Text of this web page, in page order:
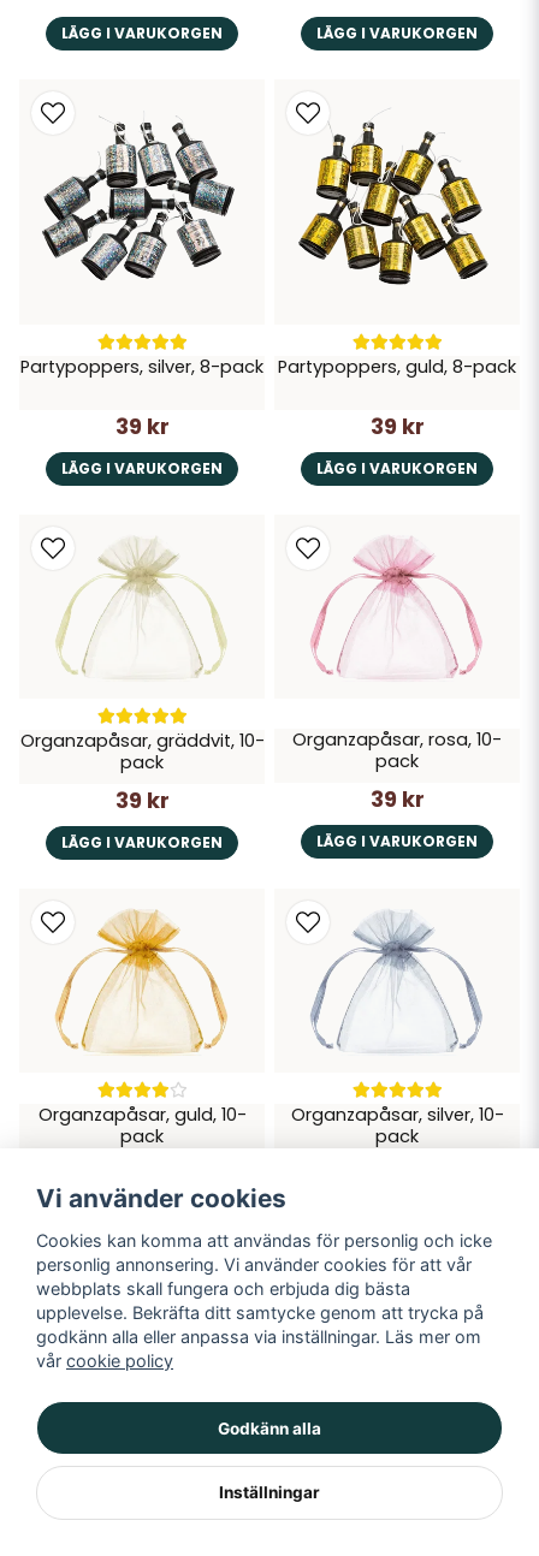
LÄGG I VARUKORGEN LÄGG I VARUKORGEN
Partypoppers, silver, 8-pack
39 kr
LÄGG I VARUKORGEN
Partypoppers, guld, 8-pack
39 kr
LÄGG I VARUKORGEN
Organzapåsar, gräddvit, 10-
pack
39 kr
LÄGG I VARUKORGEN
Organzapåsar, rosa, 10-
pack
39 kr
LÄGG I VARUKORGEN
Organzapåsar, guld, 10-
pack
LÄGG I VARUKORGEN
Organzapåsar, silver, 10-
pack
Visar 1-160 av 294 i 💍 Bröllop
« Föregående 1 2 3 4 Nästa »
Vi använder cookies
Cookies kan komma att användas för personlig och icke
personlig annonsering. Vi använder cookies för att vår
webbplats skall fungera och erbjuda dig bästa
upplevelse. Bekräfta ditt samtycke genom att trycka på
godkänn alla eller anpassa via inställningar. Läs mer om
vår cookie policy
Godkänn alla
Inställningar